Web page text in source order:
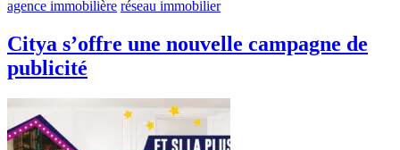
agence immobilière réseau immobilier
Citya s’offre une nouvelle campagne de
publicité